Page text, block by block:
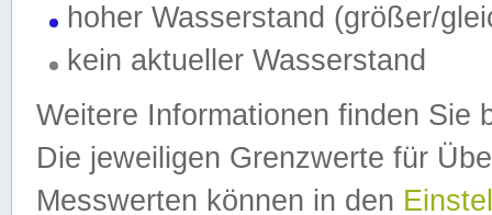
hoher Wasserstand (größer/
kein aktueller Wasserstand
Weitere Informationen finden Sie
Die jeweiligen Grenzwerte für
Messwerten können in den